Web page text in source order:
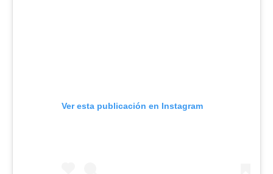
Ver esta publicación en Instagram